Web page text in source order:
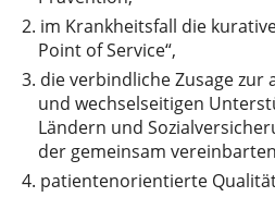
2. im Krankheitsfall die
Point of Service“,
3. die verbindliche Zusage
und wechselseitigen
Ländern und
der gemeinsam
4. patientenorientierte